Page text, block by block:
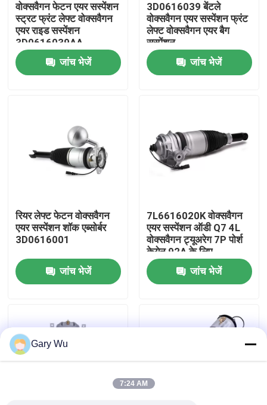
कारखाना भ्रमण
हमसे संपर्क करें
मामलों
वोक्सवैगन फेटन एयर सस्पेंशन
स्ट्रट फ्रंट लेफ्ट वोक्सवैगन
एयर राइड सस्पेंशन
3D0616039AA
जांच भेजें
3D0616039 बेंटले
वोक्सवैगन एयर सस्पेंशन फ्रंट
लेफ्ट वोक्सवैगन एयर बैग
सस्पेंशन
जांच भेजें
रियर लेफ्ट फेटन वोक्सवैगन
एयर सस्पेंशन शॉक एब्सोर्बर
3D0616001
जांच भेजें
7L6616020K वोक्सवैगन
एयर सस्पेंशन ऑडी Q7 4L
वोक्सवैगन ट्यूअरेग 7P पोर्श
केयेन 92A के लिए
जांच भेजें
Gary Wu
7:24 AM